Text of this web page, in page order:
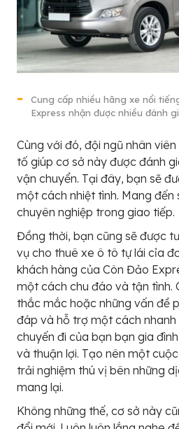
Cung cấp nhiều hãng xe nổi
Express nhận được nhiều đánh
Cùng với đó, đội ngũ nhân
tố giúp cơ sở này được đánh
vận chuyển. Tại đây, bạn sẽ
một cách nhiệt tình. Mang đến
chuyên nghiệp trong giao tiếp.
Đồng thời, bạn cũng sẽ được
vụ cho thuê xe ô tô tự lái cỉa
khách hàng của Côn Đảo
một cách chu đáo và tận tình.
thắc mắc hoặc những vấn đề
đáp và hỗ trợ một cách nhanh
chuyến đi của bạn bạn gia
và thuận lợi. Tạo nên một
trải nghiệm thú vị bên những
mang lại.
Không những thế, cơ sở này